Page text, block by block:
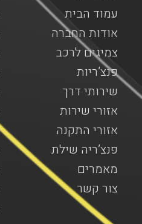
עמוד הבית
אודות החברה
צמיגים לרכב
פנצ’ריות
שירותי דרך
אזורי שירות
אזורי התקנה
פנצ’ריה שילת
מאמרים
צור קשר